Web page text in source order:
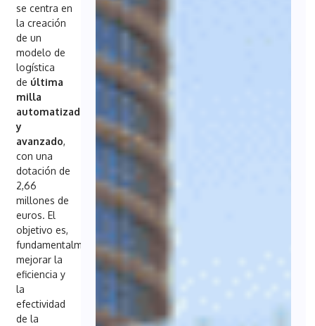
se centra en
la creación
de un
modelo de
logística
de última
milla
automatizado
y
avanzado,
con una
dotación de
2,66
millones de
euros. El
objetivo es,
fundamentalmente,
mejorar la
eficiencia y
la
efectividad
de la